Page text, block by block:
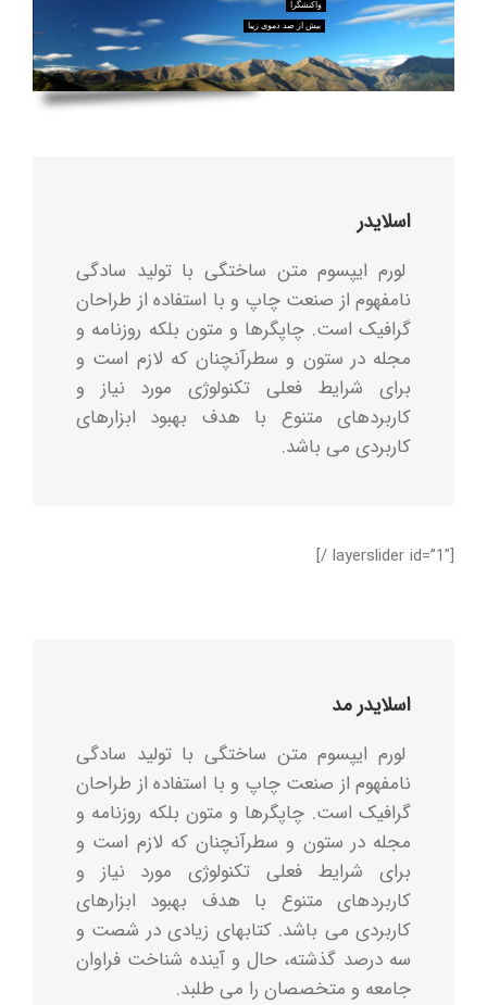
واکنشگرا
بیش از صد دموی زیبا
اسلایدر
لورم ایپسوم متن ساختگی با تولید سادگی
نامفهوم از صنعت چاپ و با استفاده از طراحان
گرافیک است. چاپگرها و متون بلکه روزنامه و
مجله در ستون و سطرآنچنان که لازم است و
برای شرایط فعلی تکنولوژی مورد نیاز و
کاربردهای متنوع با هدف بهبود ابزارهای
کاربردی می باشد.
[layerslider id=”1″ /]
اسلایدر مد
لورم ایپسوم متن ساختگی با تولید سادگی
نامفهوم از صنعت چاپ و با استفاده از طراحان
گرافیک است. چاپگرها و متون بلکه روزنامه و
مجله در ستون و سطرآنچنان که لازم است و
برای شرایط فعلی تکنولوژی مورد نیاز و
کاربردهای متنوع با هدف بهبود ابزارهای
کاربردی می باشد. کتابهای زیادی در شصت و
سه درصد گذشته، حال و آینده شناخت فراوان
جامعه و متخصصان را می طلبد.